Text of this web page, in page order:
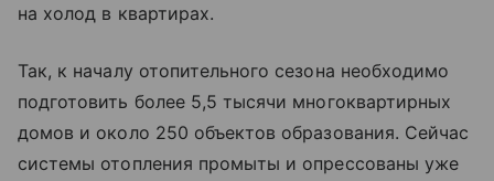
на холод в квартирах.
Так, к началу отопительного сезона необходимо
подготовить более 5,5 тысячи многоквартирных
домов и около 250 объектов образования. Сейчас
системы отопления промыты и опрессованы уже